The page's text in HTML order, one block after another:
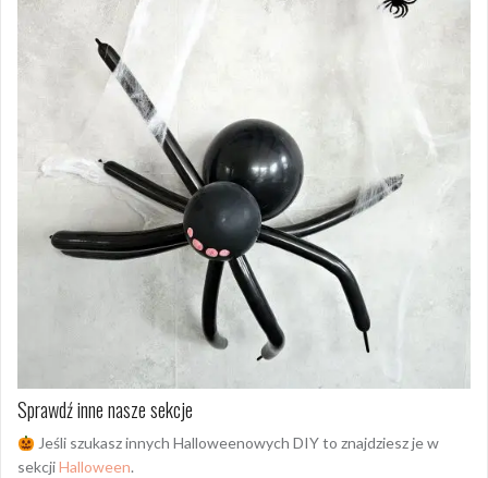
Sprawdź inne nasze sekcje
Jeśli szukasz innych Halloweenowych DIY to znajdziesz je w
sekcjiHalloween.